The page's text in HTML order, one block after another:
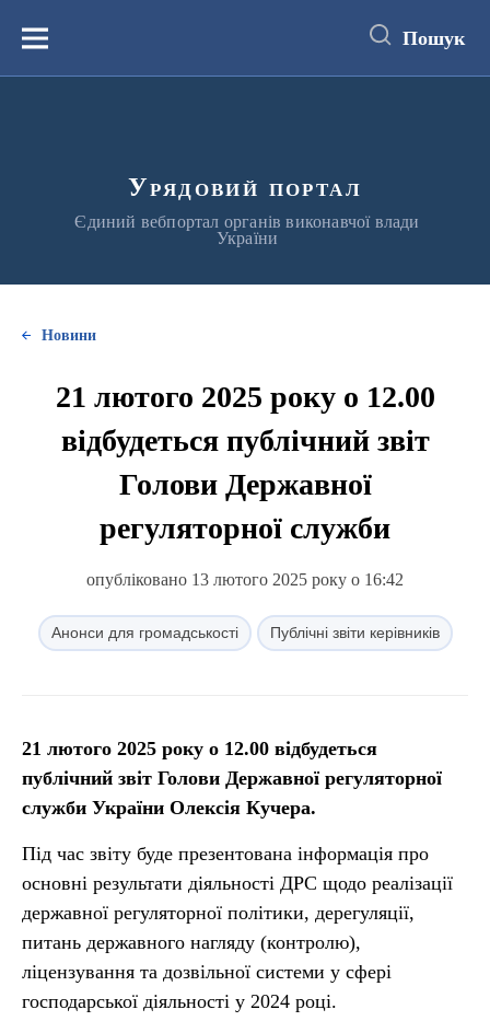
вмістуМеню Пошук
Урядовий портал
Єдиний вебпортал органів виконавчої влади
України
Новини
21 лютого 2025 року о 12.00
відбудеться публічний звіт
Голови Державної
регуляторної служби
опубліковано 13 лютого 2025 року о 16:42
Анонси для громадськості Публічні звіти керівників
21 лютого 2025 року о 12.00 відбудеться
публічний звіт Голови Державної регуляторної
служби України Олексія Кучера.
Під час звіту буде презентована інформація про
основні результати діяльності ДРС щодо реалізації
державної регуляторної політики, дерегуляції,
питань державного нагляду (контролю),
ліцензування та дозвільної системи у сфері
господарської діяльності у 2024 році.